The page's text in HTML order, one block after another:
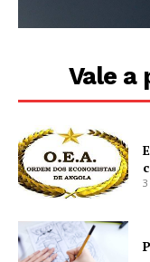
Vale a